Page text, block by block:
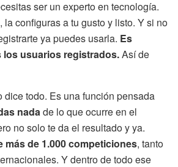
ser un experto en tecnología.
la configuras a tu gusto y listo. Y si no
ya puedes usarla. Es
usuarios registrados.Así de
dice todo. Es una función pensada
nadade lo que ocurre en el
no solo te da el resultado y ya.
más de 1.000 competiciones, tanto
Y dentro de todo ese